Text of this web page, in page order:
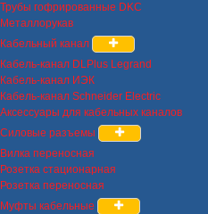
Трубы гофрированные DKC
Металлорукав
Кабельный канал
Кабель-канал DLPlus Legrand
Кабель-канал ИЭК
Кабель-канал Schneider Electric
Аксессуары для кабельных каналов
Силовые разъемы
Вилка переносная
Розетка стационарная
Розетка переносная
Муфты кабельные